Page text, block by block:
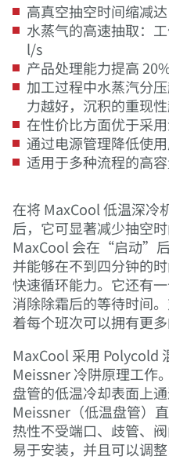
高真空抽空时间缩减
水蒸气的高速抽取：
l/s
产品处理能力提高
加工过程中水蒸汽分
力越好，沉积的重现
在性价比方面优于采
通过电源管理降低使
适用于多种流程的高
在将 MaxCool 低温深冷
后，它可显著减少抽空
MaxCool 会在“启动”后
并能够在不到四分钟的
快速循环能力。它还有
消除除霜后的等待时间
着每个班次可以拥有更多
MaxCool 采用 Polycold
Meissner 冷阱原理工作
盘管的低温冷却表面上通
Meissner（低温盘管）
热性不受端口、歧管、
易于安装，并且可以调